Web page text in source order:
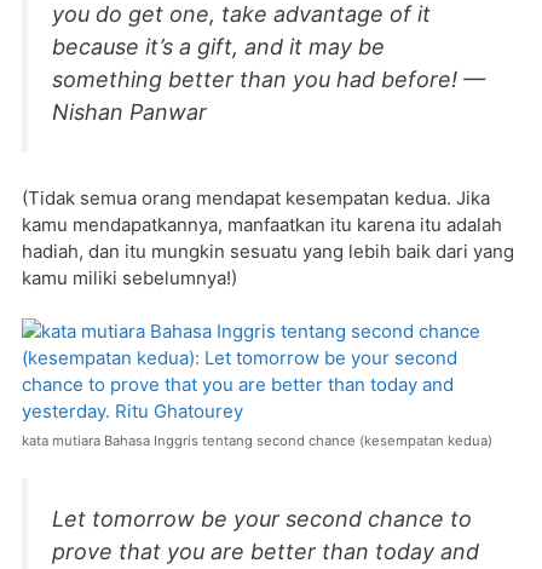
you do get one, take advantage of it
because it’s a gift, and it may be
something better than you had before! —
Nishan Panwar
(Tidak semua orang mendapat kesempatan kedua. Jika
kamu mendapatkannya, manfaatkan itu karena itu adalah
hadiah, dan itu mungkin sesuatu yang lebih baik dari yang
kamu miliki sebelumnya!)
kata mutiara Bahasa Inggris tentang second chance (kesempatan kedua)
Let tomorrow be your second chance to
prove that you are better than today and